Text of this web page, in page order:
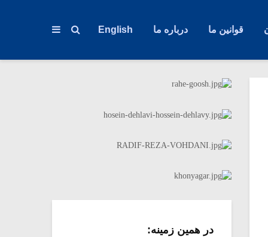
قوانین ما درباره ما English
در همین زمینه: